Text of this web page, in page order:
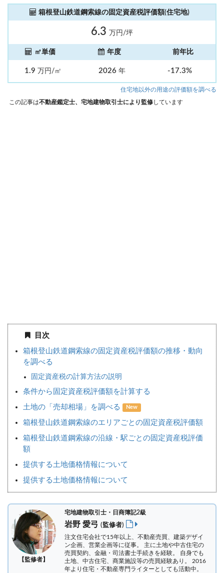
箱根登山鉄道鋼索線の固定資産税評価額(住宅地)
6.3 万円/坪
㎡単価 年度 前年比
1.9 万円/㎡ 2026 年 -17.3%
住宅地以外の用途の評価額を調べる
この記事は不動産鑑定士、宅地建物取引士により監修しています
目次
箱根登山鉄道鋼索線の固定資産税評価額の推移・動向
を調べる
固定資産税の計算方法の説明
条件から固定資産税評価額を計算する
土地の「売却相場」を調べる New
箱根登山鉄道鋼索線のエリアごとの固定資産税評価額
箱根登山鉄道鋼索線の沿線・駅ごとの固定資産税評価
額
提供する土地価格情報について
提供する土地価格情報について
【監修者】
宅地建物取引士・日商簿記2級
岩野 愛弓 (監修者)
注文住宅会社で15年以上、不動産売買、建築デザイ
ン企画、営業企画等に従事。 主に土地や中古住宅の
売買契約、金融・司法書士手続きを経験。 自身でも
土地、中古住宅、商業施設等の売買経験あり。 2016
年より住宅・不動産専門ライターとしても活動中。